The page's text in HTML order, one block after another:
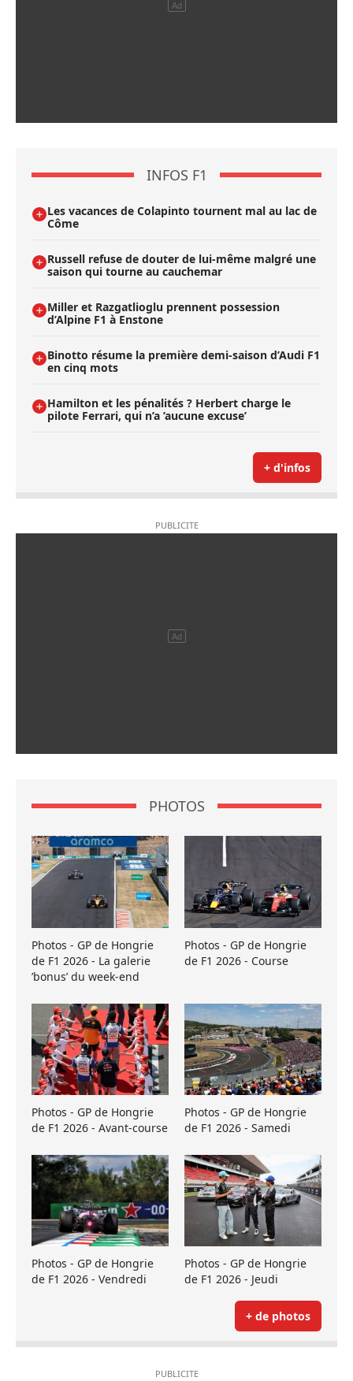
INFOS F1
Les vacances de Colapinto tournent mal au lac de
Côme
Russell refuse de douter de lui-même malgré une
saison qui tourne au cauchemar
Miller et Razgatlioglu prennent possession
d’Alpine F1 à Enstone
Binotto résume la première demi-saison d’Audi F1
en cinq mots
Hamilton et les pénalités ? Herbert charge le
pilote Ferrari, qui n’a ’aucune excuse’
+ d'infos
PHOTOS
Photos - GP de Hongrie
de F1 2026 - La galerie
’bonus’ du week-end
Photos - GP de Hongrie
de F1 2026 - Course
Photos - GP de Hongrie
de F1 2026 - Avant-course
Photos - GP de Hongrie
de F1 2026 - Samedi
Photos - GP de Hongrie
de F1 2026 - Vendredi
Photos - GP de Hongrie
de F1 2026 - Jeudi
+ de photos